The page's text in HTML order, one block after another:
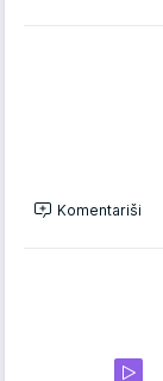
Komentariši